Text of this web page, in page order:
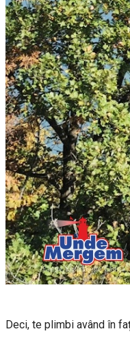
Deci, te plimbi având în